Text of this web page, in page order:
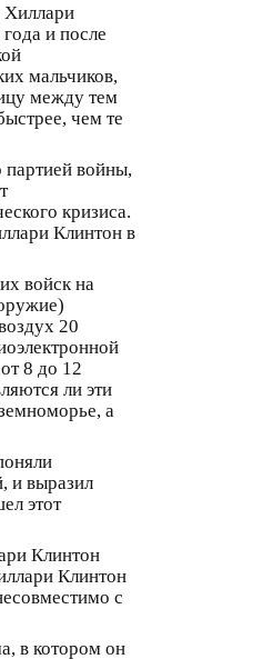
Хиллари
и после
мальчиков,
между тем
чем те
партией войны,
кризиса.
Клинтон в
войск на
20
8 до 12
ли эти
а
и выразил
этот
Клинтон
Клинтон
с
в котором он